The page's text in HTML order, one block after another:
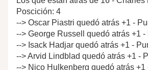
Poscición: 4
--> Oscar Piastri quedó atrás +1 -
--> George Russell quedó atrás +1 -
--> Isack Hadjar quedó atrás +1 -
--> Arvid Lindblad quedó atrás +1 -
--> Nico Hulkenberg quedó atrás +1